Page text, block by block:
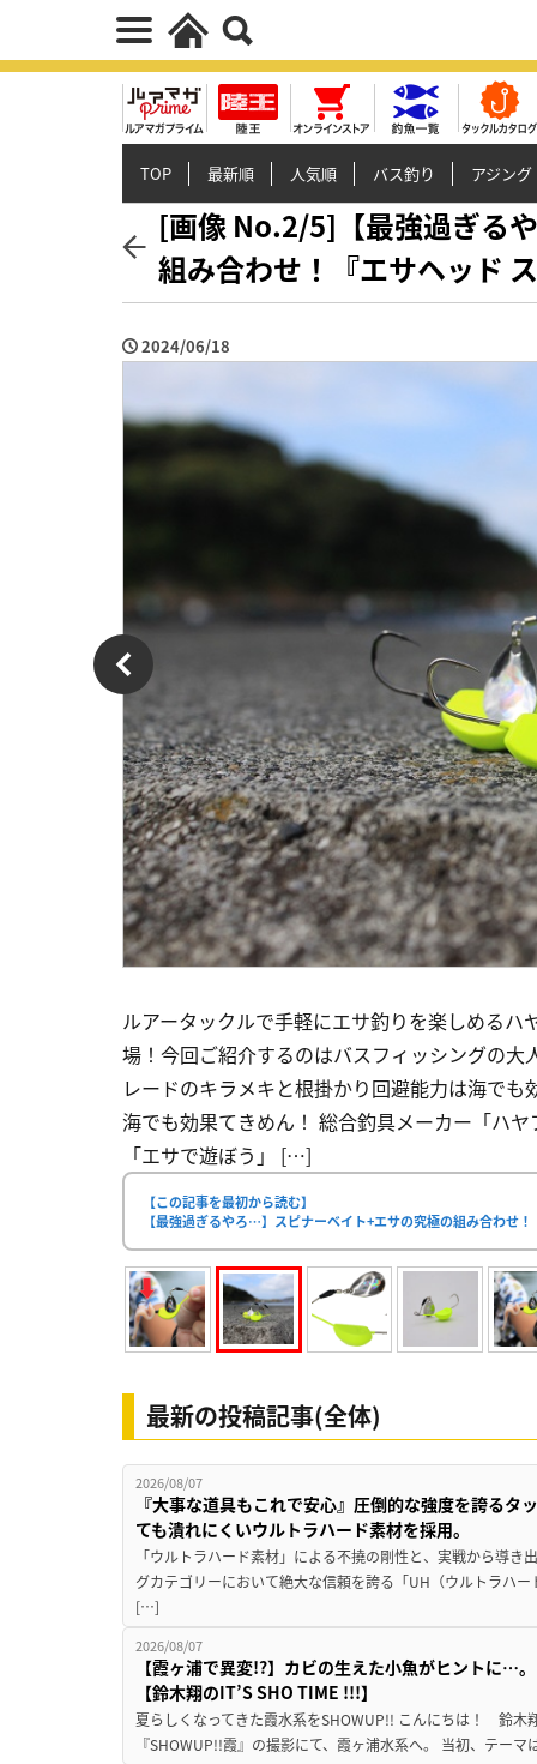
TOP 最新順 人気順 バス釣り アジング
[画像 No.2/5]【最強過ぎる
組み合わせ！『エサヘッド
2024/06/18
ルアータックルで手軽にエサ釣りを楽しめる
場！今回ご紹介するのはバスフィッシングの
レードのキラメキと根掛かり回避能力は海で
海でも効果てきめん！ 総合釣具メーカー「ハ
「エサで遊ぼう」 […]
【この記事を最初から読む】
【最強過ぎるやろ…】スピナーベイト+エサの究極の組み合わせ
最新の投稿記事(全体)
2026/08/07
『大事な道具もこれで安心』圧倒的な強度を誇る
ても潰れにくいウルトラハード素材を採用。
「ウルトラハード素材」による不撓の剛性と、実戦から導
グカテゴリーにおいて絶大な信頼を誇る「UH（ウルトラハ
[…]
2026/08/07
【霞ヶ浦で異変!?】カビの生えた小魚がヒントに…
【鈴木翔のIT’S SHO TIME !!!】
夏らしくなってきた霞水系をSHOWUP!! こんにちは！ 鈴木
『SHOWUP!!霞』の撮影にて、霞ヶ浦水系へ。 当初、テー